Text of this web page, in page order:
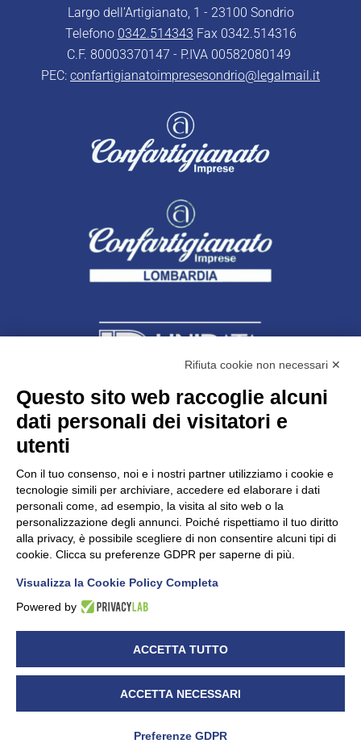
Largo dell’Artigianato, 1 - 23100 Sondrio
Telefono 0342.514343 Fax 0342.514316
C.F. 80003370147 - P.IVA 00582080149
PEC: confartigianatoimpresesondrio@legalmail.it
Unidata s.r.lcon unico socio
Largo dell’Artigianato, 1 - 23100 Sondrio
C.F. 00481790145 - N.REA SO-36426
PEC: unidata.sondrio@legalmail.it
Cap. soc. euro 100.000,00 i.v.
UNIDATA - Informativa privacy (per i clienti)
UNIDATA - Whistleblowing
Rifiuta cookie non necessari ✕
Questo sito web raccoglie alcuni
dati personali dei visitatori e
utenti
Con il tuo consenso, noi e i nostri partner utilizziamo i cookie e
tecnologie simili per archiviare, accedere ed elaborare i dati
personali come, ad esempio, la visita al sito web o la
personalizzazione degli annunci. Poiché rispettiamo il tuo diritto
alla privacy, è possibile scegliere di non consentire alcuni tipi di
cookie. Clicca su preferenze GDPR per saperne di più.
Visualizza la Cookie Policy Completa
Powered by
ACCETTA TUTTO
ACCETTA NECESSARI
Preferenze GDPR